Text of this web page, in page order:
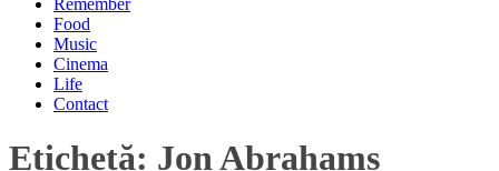
Remember
Food
Music
Cinema
Life
Contact
Etichetă: Jon Abrahams